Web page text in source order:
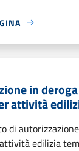
in
attività
di
edilizia